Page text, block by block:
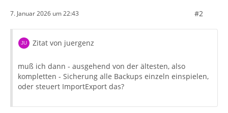
7. Januar 2026 um 22:43 #2
Zitat von juergenz
muß ich dann - ausgehend von der ältesten, also
kompletten - Sicherung alle Backups einzeln einspielen,
oder steuert ImportExport das?